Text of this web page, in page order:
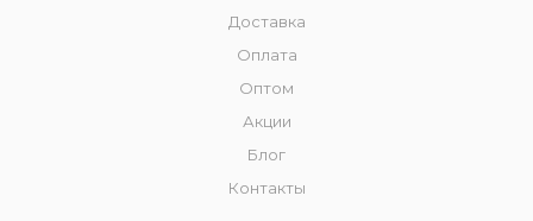
Доставка
Оплата
Оптом
Акции
Блог
Контакты